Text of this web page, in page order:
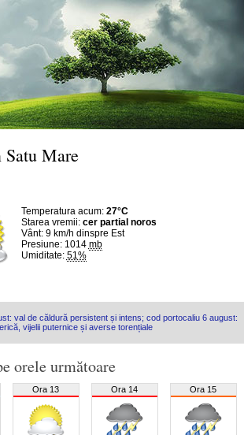
Satu Mare
Temperatura acum: 27°C
Starea vremii: cer partial noros
Vânt: 9 km/h dinspre Est
Presiune: 1014 mb
Umiditate: 51%
val de căldură persistent și intens; cod portocaliu 6 august:
vijelii puternice și averse torențiale
orele următoare
Ora 13 Ora 14 Ora 15